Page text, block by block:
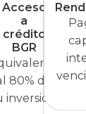
Acceso
a
crédito
BGR
80% de
inversión.